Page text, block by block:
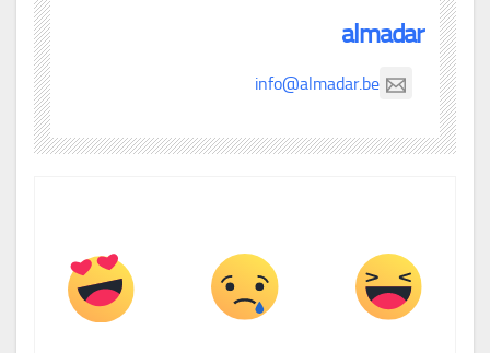
almadar
info@almadar.be